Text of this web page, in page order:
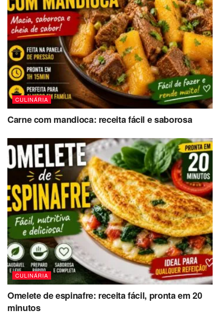
CULINÁRIA
Carne com mandioca: receita fácil e saborosa
CULINÁRIA
Omelete de espinafre: receita fácil, pronta em 20
minutos